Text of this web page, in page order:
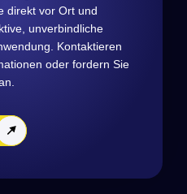
direkt vor Ort und
unverbindliche
Kontaktieren
oder fordern Sie